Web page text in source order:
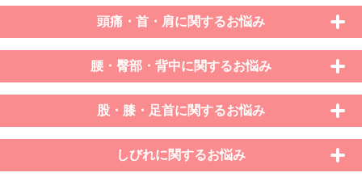
頭痛・首・肩に関するお悩み
腰・臀部・背中に関するお悩み
股・膝・足首に関するお悩み
しびれに関するお悩み